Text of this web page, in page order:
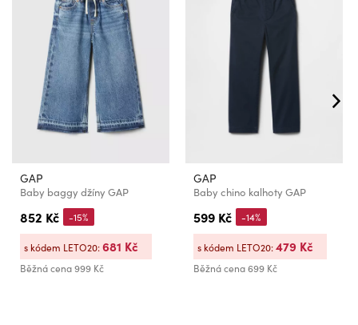
GAP
Baby baggy džíny GAP
852 Kč
Běžná cena999 Kč
-15%
s kódem LETO20:681 Kč
GAP
Baby chino kalhoty GAP
599 Kč
Běžná cena699 Kč
-14%
s kódem LETO20:479 Kč